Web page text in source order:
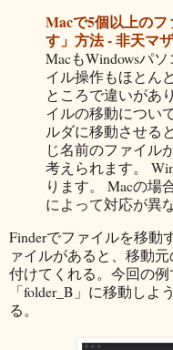
Macで5個以上の
す」方法 - 非天マ
MacもWindowsパ
イル操作もほとん
ところで違いがあ
イルの移動につい
ルダに移動させる
じ名前のファイル
考えられます。
ります。 Macの場
によって対応が異
Finderでファイルを移動
ァイルがあると、移動
付けてくれる。今回の
「folder_B」に移動し
る。